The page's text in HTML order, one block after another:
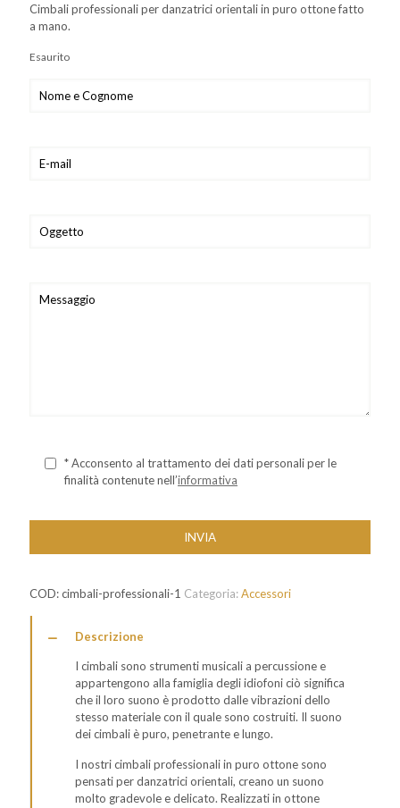
Cimbali professionali per danzatrici orientali in puro ottone fatto
a mano.
Esaurito
* Acconsento al trattamento dei dati personali per le
finalità contenute nell’informativa
COD:cimbali-professionali-1 Categoria:Accessori
Descrizione
I cimbali sono strumenti musicali a percussione e
appartengono alla famiglia degli idiofoni ciò significa
che il loro suono è prodotto dalle vibrazioni dello
stesso materiale con il quale sono costruiti. Il suono
dei cimbali è puro, penetrante e lungo.
I nostri cimbali professionali in puro ottone sono
pensati per danzatrici orientali, creano un suono
molto gradevole e delicato. Realizzati in ottone